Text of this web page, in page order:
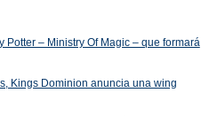
– Ministry Of Magic – que formará
Kings Dominion anuncia una wing